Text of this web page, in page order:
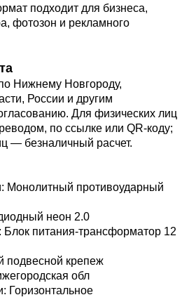
подходит для бизнеса,
фотозон и рекламного
Нижнему Новгороду,
России и другим
Для физических лиц
по ссылке или QR-коду;
— безналичный расчет.
Монолитный противоударный
неон 2.0
питания-трансформатор 12
подвесной крепеж
обл
Горизонтальное